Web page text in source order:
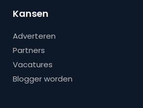
Kansen
Adverteren
Partners
Vacatures
Blogger worden